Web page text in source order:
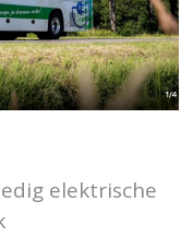
elektrische